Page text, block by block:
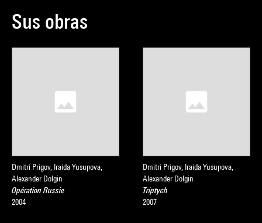
Sus obras
Dmitri Prigov, Iraida Yusupova,
Alexander Dolgin
Opération Russie
2004
Dmitri Prigov, Iraida Yusupova,
Alexander Dolgin
Triptych
2007